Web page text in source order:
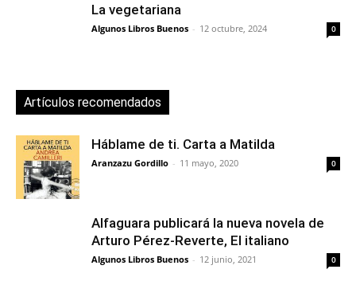
La vegetariana
Algunos Libros Buenos - 12 octubre, 2024 0
Artículos recomendados
Háblame de ti. Carta a Matilda
Aranzazu Gordillo - 11 mayo, 2020 0
Alfaguara publicará la nueva novela de
Arturo Pérez-Reverte, El italiano
Algunos Libros Buenos - 12 junio, 2021 0